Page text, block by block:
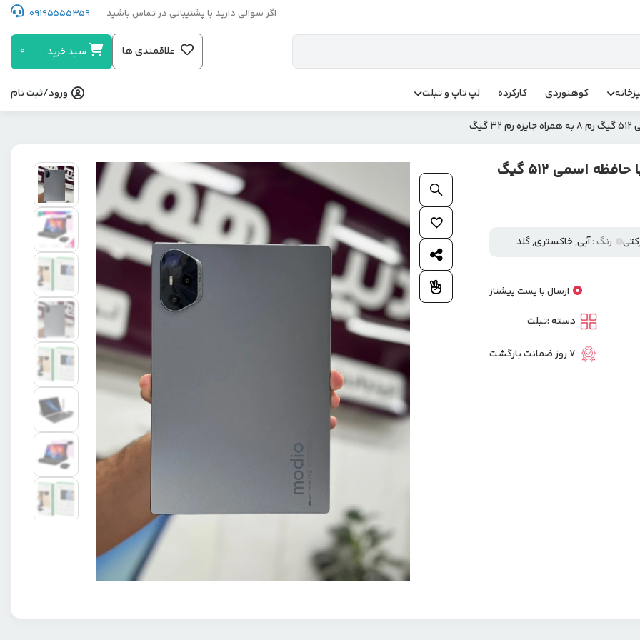
اگر سوالی دارید با پشتیبانی در تماس باشید 09195555359
علاقمندی ها سبد خرید 0
کوهنوردی کارکرده لپ تاپ و تبلت ورود/ثبت نام
تبلت لپ تاپ شو هوشمند برند مودیو مدل M42 با حافظه اسمی ۵۱۲ گیگ
رنگ :آبی, خاکستری, گلد
ارسال با پست پیشتاز
دسته :تبلت
7 روز ضمانت بازگشت
بزرگنمایی محصول
افزودن به علاقمندی ها
اشتراک گذاری محصول
افزودن به مقایسه